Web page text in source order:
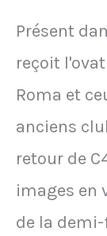
de
la
saison
Marseille-
Sedan
le
26
Présent
reçoit
Roma et
anciens
retour de
images en
de la